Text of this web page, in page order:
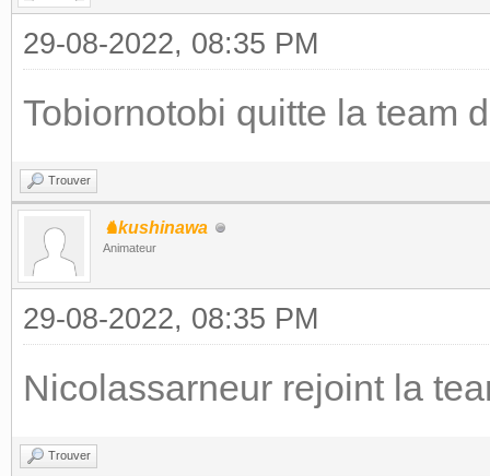
29-08-2022, 08:35 PM
Tobiornotobi quitte la team
Trouver
♞kushinawa
Animateur
29-08-2022, 08:35 PM
Nicolassarneur rejoint la
Trouver